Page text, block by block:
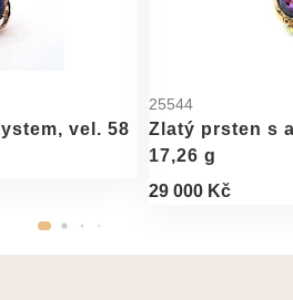
vel. 58
25544
Zlatý prsten s
17,26 g
29 000 Kč